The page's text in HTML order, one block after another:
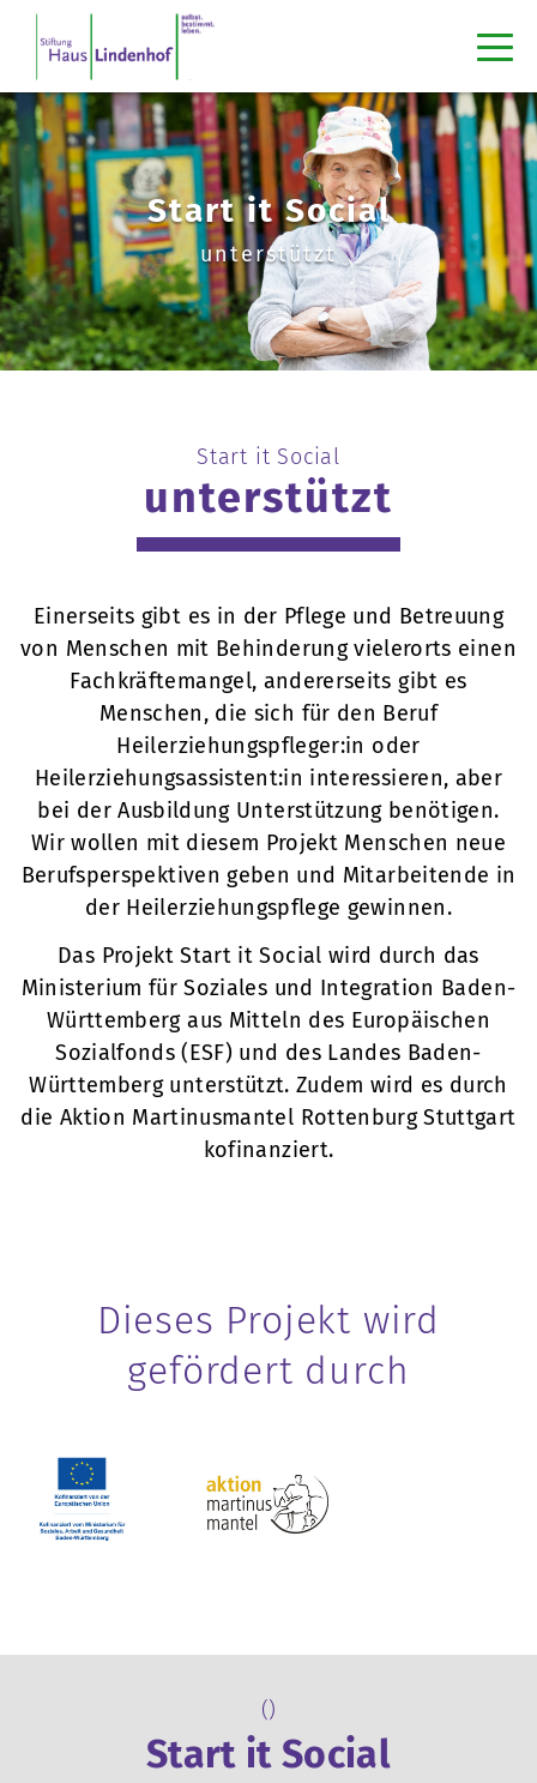
Start it Social
unterstützt
Start it Social
unterstützt
Einerseits gibt es in der Pflege und Betreuung
von Menschen mit Behinderung vielerorts einen
Fachkräftemangel, andererseits gibt es
Menschen, die sich für den Beruf
Heilerziehungspfleger:in oder
Heilerziehungsassistent:in interessieren, aber
bei der Ausbildung Unterstützung benötigen.
Wir wollen mit diesem Projekt Menschen neue
Berufsperspektiven geben und Mitarbeitende in
der Heilerziehungspflege gewinnen.
Das Projekt Start it Social wird durch das
Ministerium für Soziales und Integration Baden-
Württemberg aus Mitteln des Europäischen
Sozialfonds (ESF) und des Landes Baden-
Württemberg unterstützt. Zudem wird es durch
die Aktion Martinusmantel Rottenburg Stuttgart
kofinanziert.
Dieses Projekt wird
gefördert durch
()
Start it Social